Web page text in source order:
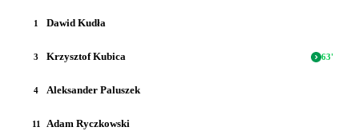
1 Dawid Kudła
3 Krzysztof Kubica 63'
4 Aleksander Paluszek
11 Adam Ryczkowski